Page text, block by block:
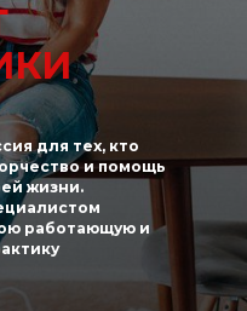
для тех, кто
и помощь
жизни.
работающую и